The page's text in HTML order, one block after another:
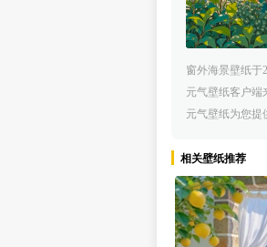
窗外海景壁纸于
元气壁纸客户端
元气壁纸为您提
相关壁纸推荐